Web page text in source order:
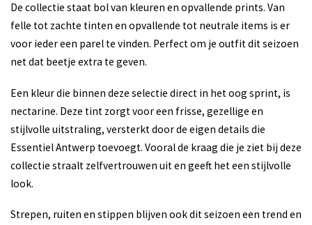
De collectie staat bol van kleuren en opvallende prints. Van
felle tot zachte tinten en opvallende tot neutrale items is er
voor ieder een parel te vinden. Perfect om je outfit dit seizoen
net dat beetje extra te geven.
Een kleur die binnen deze selectie direct in het oog sprint, is
nectarine. Deze tint zorgt voor een frisse, gezellige en
stijlvolle uitstraling, versterkt door de eigen details die
Essentiel Antwerp toevoegt. Vooral de kraag die je ziet bij deze
collectie straalt zelfvertrouwen uit en geeft het een stijlvolle
look.
Strepen, ruiten en stippen blijven ook dit seizoen een trend en